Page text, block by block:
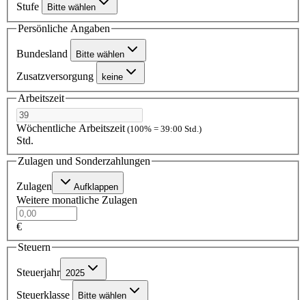
Stufe Bitte wählen
Persönliche Angaben
Bundesland Bitte wählen
Zusatzversorgung keine
Arbeitszeit
Wöchentliche Arbeitszeit(100% = 39:00 Std.)
Std.
Zulagen und Sonderzahlungen
Zulagen Aufklappen
Weitere monatliche Zulagen
€
Steuern
Steuerjahr 2025
Steuerklasse Bitte wählen